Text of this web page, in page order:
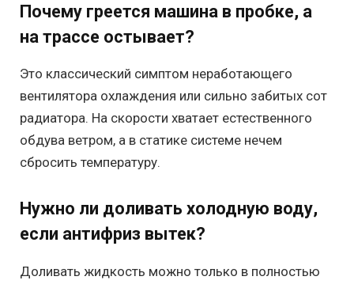
Почему греется машина в пробке, а
на трассе остывает?
Это классический симптом неработающего
вентилятора охлаждения или сильно забитых сот
радиатора. На скорости хватает естественного
обдува ветром, а в статике системе нечем
сбросить температуру.
Нужно ли доливать холодную воду,
если антифриз вытек?
Доливать жидкость можно только в полностью